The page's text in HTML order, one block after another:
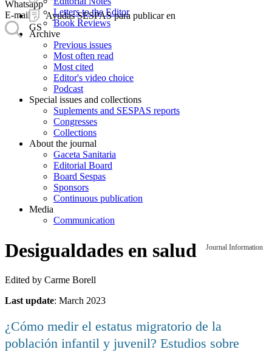
Ayudas SESPAS para publicar en
GS
Whatsapp
E-mail
Letters to the Editor
Book Reviews
Archive
Previous issues
Most often read
Most cited
Editor's video choice
Podcast
Special issues and collections
Suplements and SESPAS reports
Congresses
Collections
About the journal
Gaceta Sanitaria
Editorial Board
Board Sespas
Sponsors
Continuous publication
Media
Communication
Journal Information
Desigualdades en salud
Edited by Carme Borell
Last update: March 2023
¿Cómo medir el estatus migratorio de la
población infantil y juvenil? Estudios sobre